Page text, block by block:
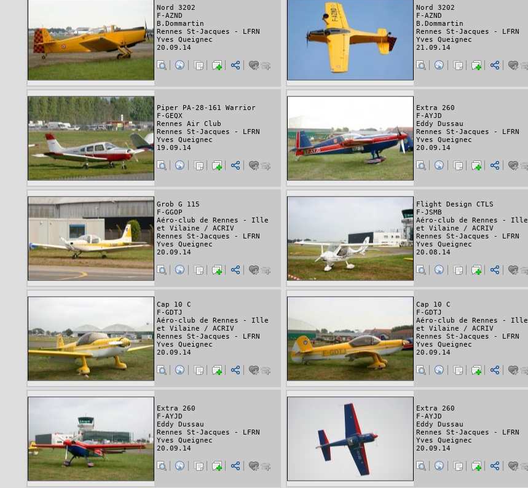
Nord 3202
F-AZND
B.Dommartin
Rennes St-Jacques - LFRN
Yves Queignec
20.09.14
Nord 3202
F-AZND
B.Dommartin
Rennes St-Jacques - LFRN
Yves Queignec
21.09.14
Piper PA-28-161 Warrior
F-GEQX
Rennes Air Club
Rennes St-Jacques - LFRN
Yves Queignec
19.09.14
Extra 260
F-AYJD
Eddy Dussau
Rennes St-Jacques - LFRN
Yves Queignec
20.09.14
Grob G 115
F-GGOP
Aéro-club de Rennes - Ille
et Vilaine / ACRIV
Rennes St-Jacques - LFRN
Yves Queignec
20.09.14
Flight Design CTLS
F-JSMB
Aéro-club de Rennes - Ille
et Vilaine / ACRIV
Rennes St-Jacques - LFRN
Yves Queignec
20.08.14
Cap 10 C
F-GDTJ
Aéro-club de Rennes - Ille
et Vilaine / ACRIV
Rennes St-Jacques - LFRN
Yves Queignec
20.09.14
Cap 10 C
F-GDTJ
Aéro-club de Rennes - Ille
et Vilaine / ACRIV
Rennes St-Jacques - LFRN
Yves Queignec
20.09.14
Extra 260
F-AYJD
Eddy Dussau
Rennes St-Jacques - LFRN
Yves Queignec
20.09.14
Extra 260
F-AYJD
Eddy Dussau
Rennes St-Jacques - LFRN
Yves Queignec
20.09.14